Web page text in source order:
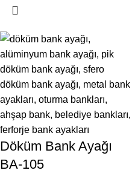
Döküm Bank Ayağı
BA-105